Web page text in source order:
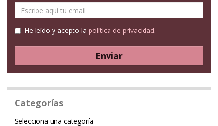
mail
He leído y acepto la política de privacidad.
Enviar
Categorías
Categoría
Selecciona una categoría